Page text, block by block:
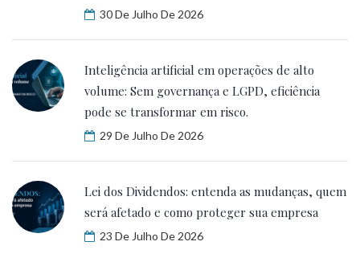
30 De Julho De 2026
Inteligência artificial em operações de alto
volume: Sem governança e LGPD, eficiência
pode se transformar em risco.
29 De Julho De 2026
Lei dos Dividendos: entenda as mudanças, quem
será afetado e como proteger sua empresa
23 De Julho De 2026